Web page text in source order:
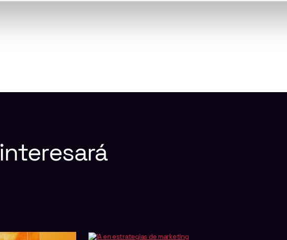
interesará